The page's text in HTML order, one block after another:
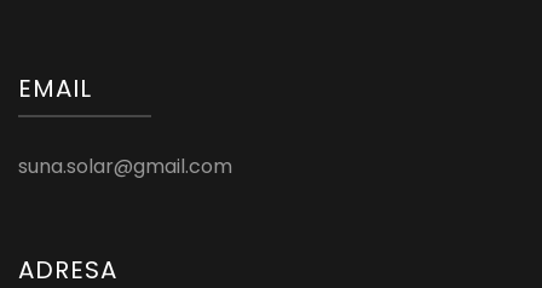
EMAIL
suna.solar@gmail.com
ADRESA